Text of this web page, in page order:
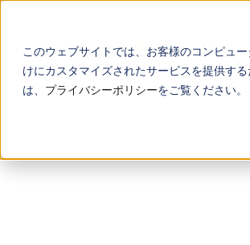
このウェブサイトでは、お客様のコンピュ
けにカスタマイズされたサービスを提供す
は、 プライバシーポリシーをご覧ください。